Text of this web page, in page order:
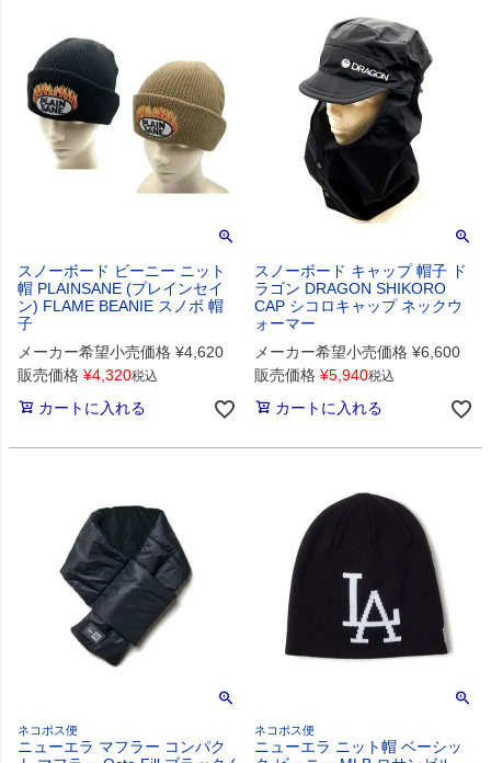
スノーボード ビーニー ニット
帽 PLAINSANE (プレインセイ
ン) FLAME BEANIE スノボ 帽
子
メーカー希望小売価格 ¥4,620
販売価格 ¥4,320税込
カートに入れる
スノーボード キャップ 帽子 ド
ラゴン DRAGON SHIKORO
CAP シコロキャップ ネックウ
ォーマー
メーカー希望小売価格 ¥6,600
販売価格 ¥5,940税込
カートに入れる
ネコポス便
ニューエラ マフラー コンパク
ネコポス便
ニューエラ ニット帽 ベーシッ